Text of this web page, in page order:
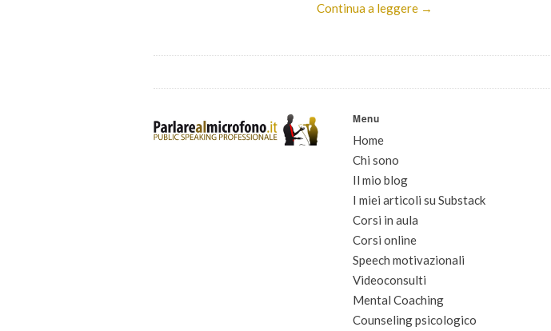
Continua a leggere →
Menu
Home
Chi sono
Il mio blog
I miei articoli su Substack
Corsi in aula
Corsi online
Speech motivazionali
Videoconsulti
Mental Coaching
Counseling psicologico